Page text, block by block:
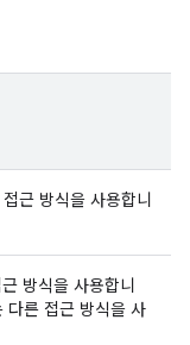
근 방식을 사용합니
방식을 사용합니
른 접근 방식을 사